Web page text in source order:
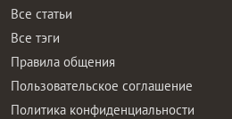
Все статьи
Все тэги
Правила общения
Пользовательское соглашение
Политика конфиденциальности